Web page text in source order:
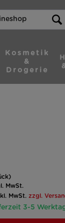
Kosmetik
&
Drogerie
MwSt.
MwSt. zzgl.
3-5